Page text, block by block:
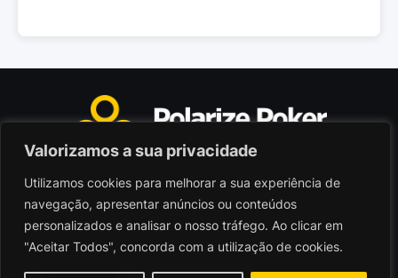
Valorizamos a sua privacidade
Utilizamos cookies para melhorar a sua experiência de
navegação, apresentar anúncios ou conteúdos
personalizados e analisar o nosso tráfego. Ao clicar em
"Aceitar Todos", concorda com a utilização de cookies.
Polarize Poker Limited, Malta
Sociedade comercial registada sob n.º C103402
© 2026 - Polarize Poker
Termos de Utilização